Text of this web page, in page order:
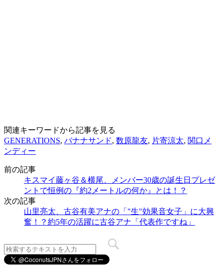
関連キーワードから記事を見る
GENERATIONS, バナナサンド, 数原龍友, 片寄涼太, 関口メ
ンディー
前の記事
キスマイ藤ヶ谷＆横尾、メンバー30歳の誕生日プレゼ
ントで恒例の『約2メートルの何か』とは！？
次の記事
山里亮太、古谷有美アナの「"生"効果音女子」に大興
奮！？約5年の活躍に古谷アナ「代表作ですね」